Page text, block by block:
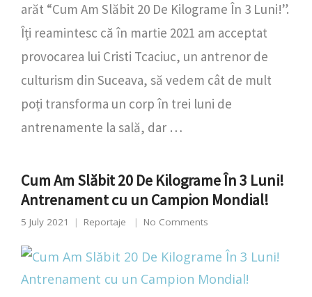
arăt “Cum Am Slăbit 20 De Kilograme În 3 Luni!”.
Îți reamintesc că în martie 2021 am acceptat
provocarea lui Cristi Tcaciuc, un antrenor de
culturism din Suceava, să vedem cât de mult
poți transforma un corp în trei luni de
antrenamente la sală, dar …
Cum Am Slăbit 20 De Kilograme În 3 Luni!
Antrenament cu un Campion Mondial!
5 July 2021 Reportaje No Comments